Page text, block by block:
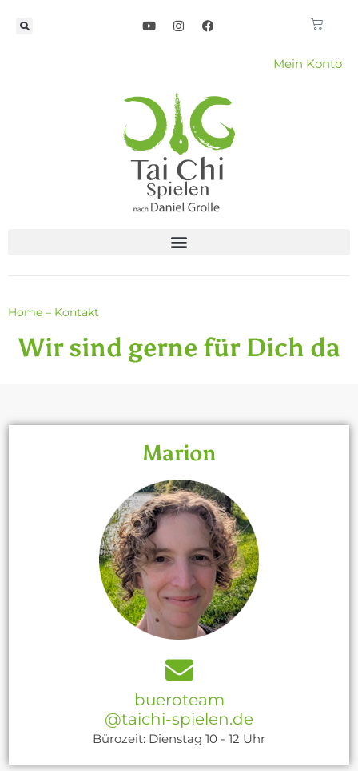
Mein Konto
Home – Kontakt
Wir sind gerne für Dich da
Marion
bueroteam
@taichi-spielen.de
Bürozeit: Dienstag 10 - 12 Uhr